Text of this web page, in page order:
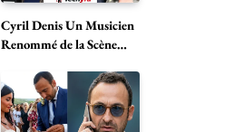
Cyril Denis Un Musicien
Renommé de la Scène